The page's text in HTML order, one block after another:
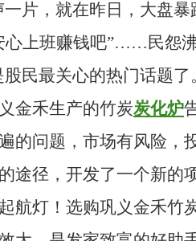
，就在昨日，大盘暴
心上班赚钱吧”……民怨
最关心的热门话题了
金禾生产的竹炭炭化炉
的问题，市场有风险，
途径，开发了一个新的
航灯！选购巩义金禾竹